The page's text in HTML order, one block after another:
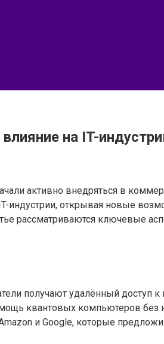
на IT-
активно внедряться в
открывая новые
рассматриваются ключевые
получают удалённый доступ
квантовых компьютеров без
и Google, которые